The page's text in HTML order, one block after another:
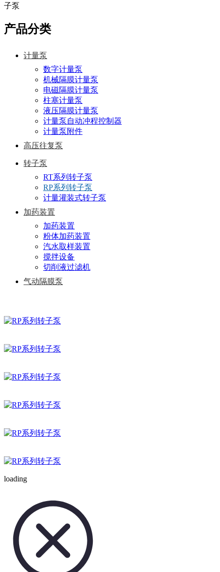
子泵
产品分类
计量泵
数字计量泵
机械隔膜计量泵
电磁隔膜计量泵
柱塞计量泵
液压隔膜计量泵
计量泵自动冲程控制器
计量泵附件
高压往复泵
转子泵
RT系列转子泵
RP系列转子泵
计量灌装式转子泵
加药装置
加药装置
粉体加药装置
汽水取样装置
搅拌设备
切削液过滤机
气动隔膜泵
loading